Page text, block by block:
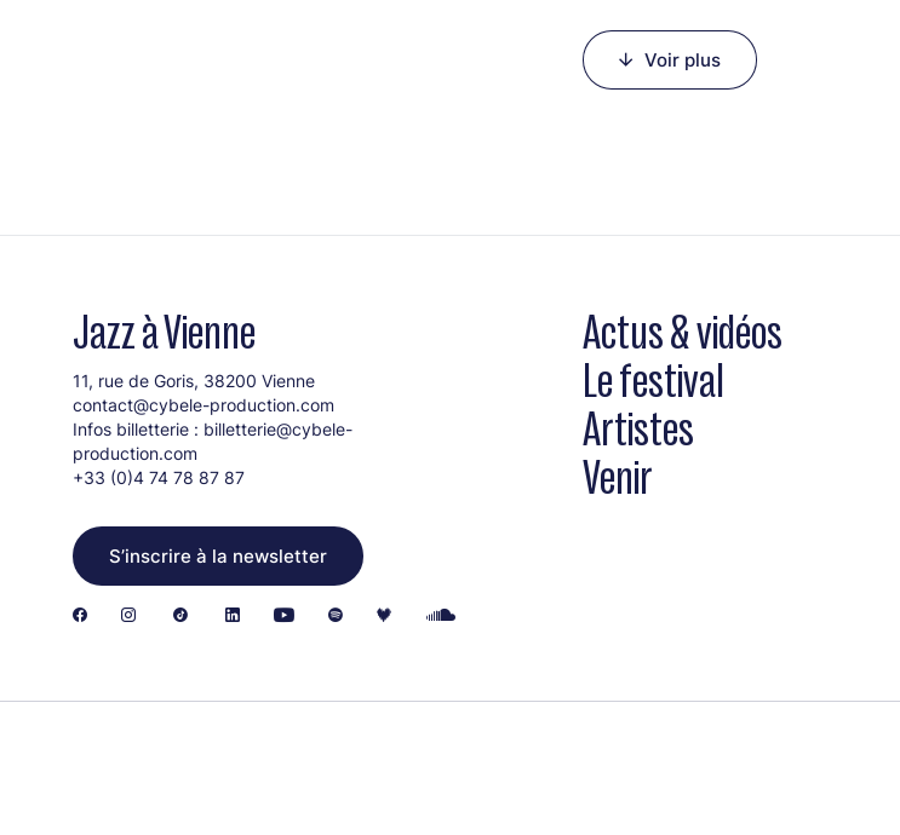
Manuel Petit (clavier)
Voir plus
Jazz à Vienne
11, rue de Goris, 38200 Vienne
contact@cybele-production.com
Infos billetterie : billetterie@cybele-
production.com
+33 (0)4 74 78 87 87
S’inscrire à la newsletter
Actus & vidéos
Le festival
Artistes
Venir